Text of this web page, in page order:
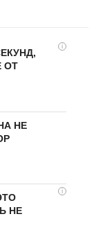
i
ОТ
НЕ
i
НЕ